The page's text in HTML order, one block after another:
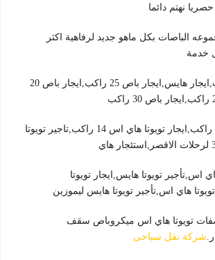
نهتم دائما
الباصات بكل ماهو جديد لرفاهية اكثر
خدمة
ايجار باص 13 راكب,ايجار هايس,ايجار باص 25 راكب,ايجار باص 20
ايجار ميني باص 25 راكب,ايجار تويوتا هاي اس 14 راكب,تاجير تويوتا
اس,تأجير تويوتا هايس,ايجار تويوتا
هاي اس,تأجير تويوتا هايس ليموزين
تويوتا هاي اس ميكروباص سقف
شركة نقل سياحى